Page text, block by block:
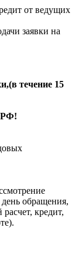
от ведущих
заявки на
течение 15
обращения,
кредит,